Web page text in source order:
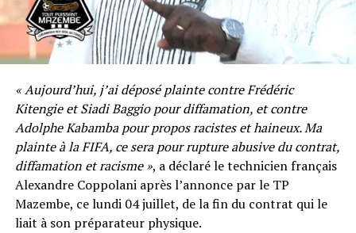
« Aujourd’hui, j’ai déposé plainte contre Frédéric
Kitengie et Siadi Baggio pour diffamation, et contre
Adolphe Kabamba pour propos racistes et haineux. Ma
plainte à la FIFA, ce sera pour rupture abusive du contrat,
diffamation et racisme », a déclaré le technicien français
Alexandre Coppolani après l’annonce par le TP
Mazembe, ce lundi 04 juillet, de la fin du contrat qui le
liait à son préparateur physique.